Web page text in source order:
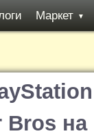
Маркет ▼
Bros на